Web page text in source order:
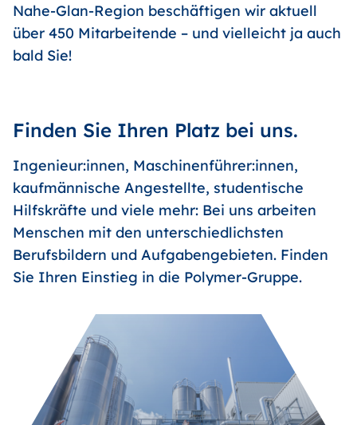
Nahe-Glan-Region beschäftigen wir aktuell
über 450 Mitarbeitende – und vielleicht ja auch
bald Sie!
Finden Sie Ihren Platz bei uns.
Ingenieur:innen, Maschinenführer:innen,
kaufmännische Angestellte, studentische
Hilfskräfte und viele mehr: Bei uns arbeiten
Menschen mit den unterschiedlichsten
Berufsbildern und Aufgabengebieten. Finden
Sie Ihren Einstieg in die Polymer-Gruppe.